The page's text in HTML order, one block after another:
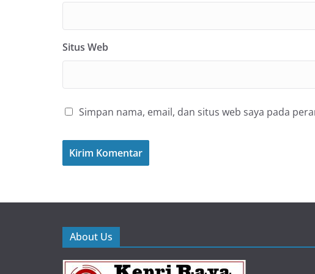
Situs Web
Simpan nama, email, dan situs web saya pada
About Us